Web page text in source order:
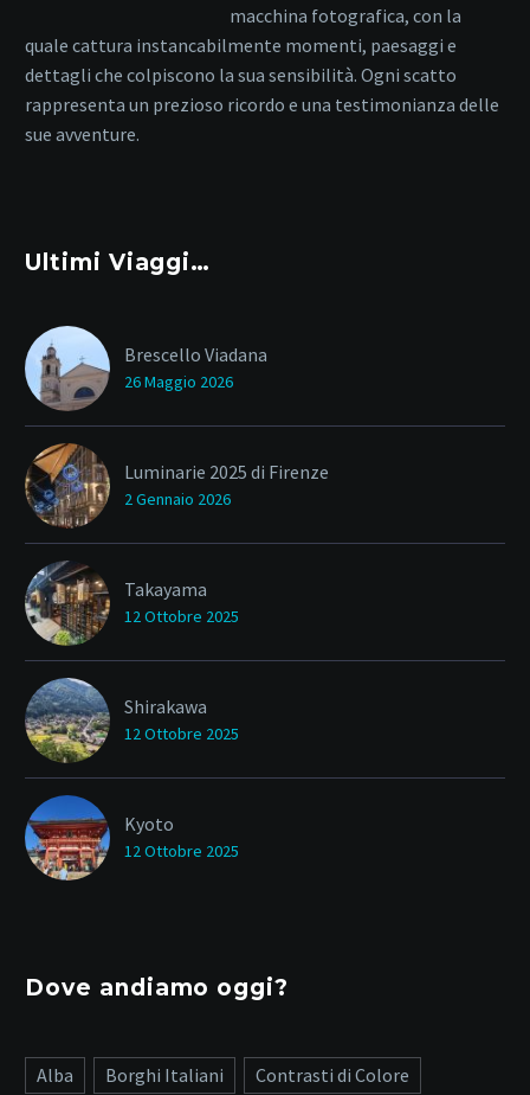
macchina fotografica, con la
quale cattura instancabilmente momenti, paesaggi e
dettagli che colpiscono la sua sensibilità. Ogni scatto
rappresenta un prezioso ricordo e una testimonianza delle
sue avventure.
Ultimi Viaggi…
Brescello Viadana
26 Maggio 2026
Luminarie 2025 di Firenze
2 Gennaio 2026
Takayama
12 Ottobre 2025
Shirakawa
12 Ottobre 2025
Kyoto
12 Ottobre 2025
Dove andiamo oggi?
Alba Borghi Italiani
Contrasti di Colore